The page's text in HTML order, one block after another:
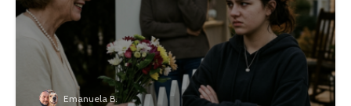
Emanuela B.